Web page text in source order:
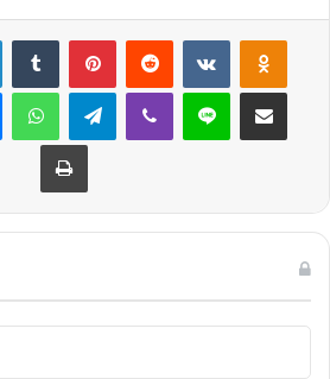
LinkedInTumblr PinterestReddit VKontakte
MessengerWhatsAppTelegramViber Line E-Posta ile
Yazdır